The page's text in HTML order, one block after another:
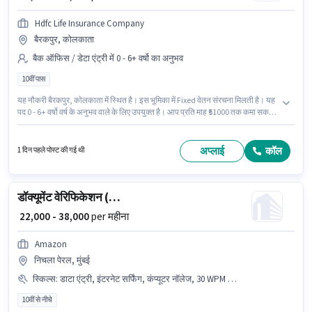
Hdfc Life Insurance Company
बैरकपुर, कोलकाता
बैक ऑफिस / डेटा एंट्री में 0 - 6+ वर्षो का अनुभव
10वीं पास
यह नौकरी बैरकपुर, कोलकाता में स्थित है। इस भूमिका में Fixed वेतन संरचना मिलती है। यह
पद 0 - 6+ वर्षो वर्ष के अनुभव वाले के लिए उपयुक्त है। आप प्रति माह ₹51000 तक कमा सकते
कोऑर्डिनेटर पद के लिए सक्रिय रूप से हायर कर रहा है। आवेदकों के पास कम से कम 10वीं
1 दिन पहले पोस्ट की गई थी अप्लाई कॉल
डॉक्यूमेंट वेरिफिकेशन (ऑफिस)
₹ 22,000 - 38,000per महीना
Amazon
निचला पेरल, मुंबई
स्किल्स: डाटा एंट्री, इंटरनेट सर्फिंग, कंप्यूटर नॉलेज, 30 WPM टाइपिंग स्पीड, MS Excel, MS Word, ईमेल राइटिंग
10वीं से नीचे